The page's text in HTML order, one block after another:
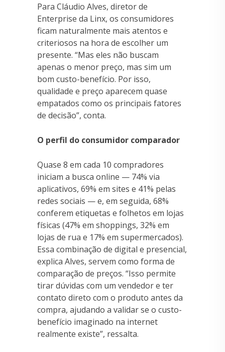
Para Cláudio Alves, diretor de
Enterprise da Linx, os consumidores
ficam naturalmente mais atentos e
criteriosos na hora de escolher um
presente. “Mas eles não buscam
apenas o menor preço, mas sim um
bom custo-benefício. Por isso,
qualidade e preço aparecem quase
empatados como os principais fatores
de decisão”, conta.
O perfil do consumidor comparador
Quase 8 em cada 10 compradores
iniciam a busca online — 74% via
aplicativos, 69% em sites e 41% pelas
redes sociais — e, em seguida, 68%
conferem etiquetas e folhetos em lojas
físicas (47% em shoppings, 32% em
lojas de rua e 17% em supermercados).
Essa combinação de digital e presencial,
explica Alves, servem como forma de
comparação de preços. “Isso permite
tirar dúvidas com um vendedor e ter
contato direto com o produto antes da
compra, ajudando a validar se o custo-
benefício imaginado na internet
realmente existe”, ressalta.